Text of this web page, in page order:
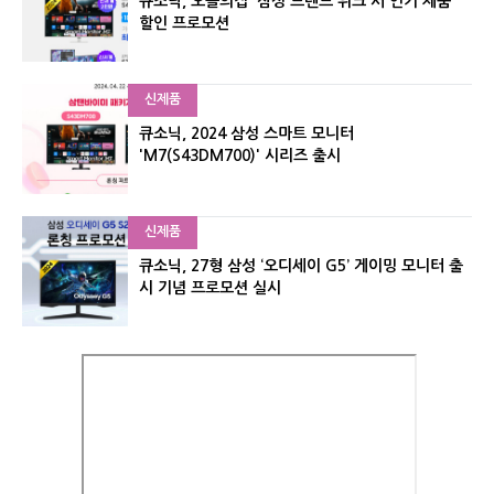
할인 프로모션
신제품
큐소닉, 2024 삼성 스마트 모니터
'M7(S43DM700)' 시리즈 출시
신제품
큐소닉, 27형 삼성 ‘오디세이 G5’ 게이밍 모니터 출
시 기념 프로모션 실시